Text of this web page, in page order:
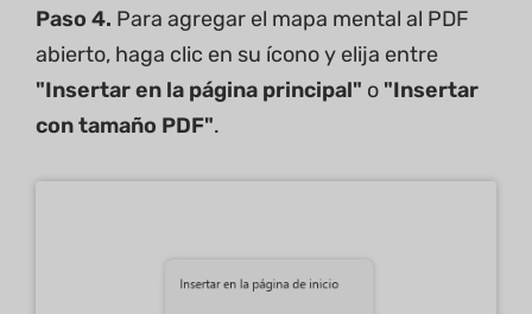
Paso 4. Para agregar el mapa mental al PDF
abierto, haga clic en su ícono y elija entre
"Insertar en la página principal" o "Insertar
con tamaño PDF".